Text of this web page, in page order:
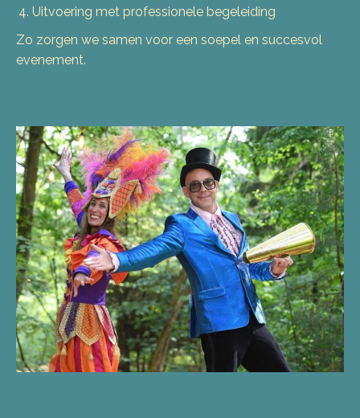
Uitvoering met professionele begeleiding
Zo zorgen we samen voor een soepel en succesvol
evenement.